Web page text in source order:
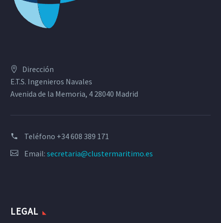
Dirección
E.T.S. Ingenieros Navales
Avenida de la Memoria, 4 28040 Madrid
Teléfono +34 608 389 171
Email: secretaria@clustermaritimo.es
LEGAL